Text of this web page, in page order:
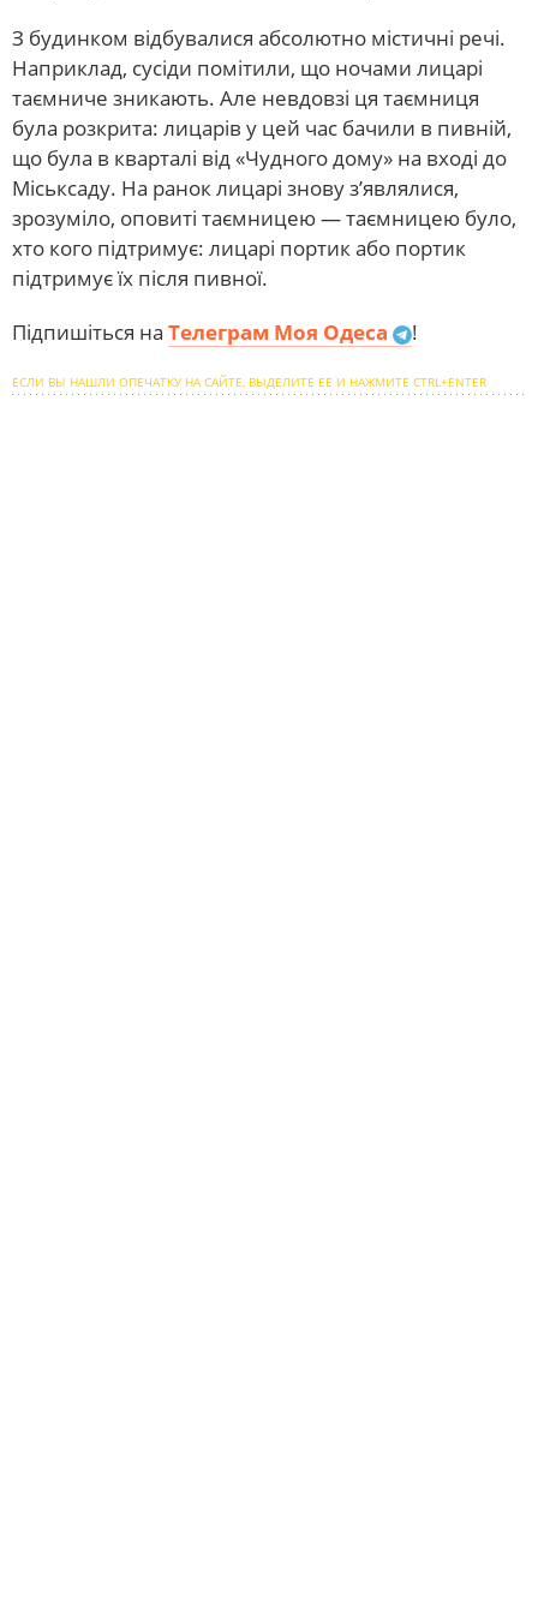
З будинком відбувалися абсолютно містичні речі.
Наприклад, сусіди помітили, що ночами лицарі
таємниче зникають. Але невдовзі ця таємниця
була розкрита: лицарів у цей час бачили в пивній,
що була в кварталі від «Чудного дому» на вході до
Міськсаду. На ранок лицарі знову з’являлися,
зрозуміло, оповиті таємницею — таємницею було,
хто кого підтримує: лицарі портик або портик
підтримує їх після пивної.
Підпишіться на Телеграм Моя Одеса !
ЕСЛИ ВЫ НАШЛИ ОПЕЧАТКУ НА САЙТЕ, ВЫДЕЛИТЕ ЕЕ И НАЖМИТЕ CTRL+ENTER